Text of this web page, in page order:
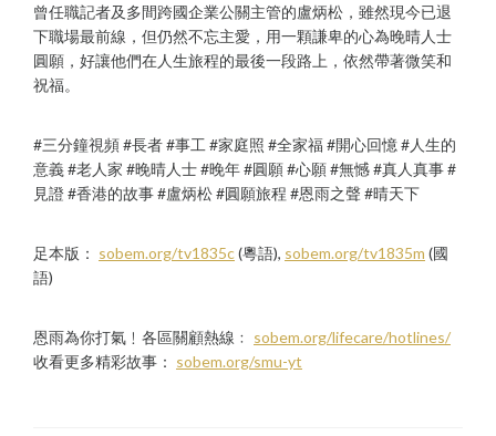
曾任職記者及多間跨國企業公關主管的盧炳松，雖然現今已退
下職場最前線，但仍然不忘主愛，用一顆謙卑的心為晚晴人士
圓願，好讓他們在人生旅程的最後一段路上，依然帶著微笑和
祝福。
#三分鐘視頻 #長者 #事工 #家庭照 #全家福 #開心回憶 #人生的
意義 #老人家 #晚晴人士 #晚年 #圓願 #心願 #無憾 #真人真事 #
見證 #香港的故事 #盧炳松 #圓願旅程 #恩雨之聲 #晴天下
足本版： sobem.org/tv1835c(粵語), sobem.org/tv1835m (國
語)
恩雨為你打氣﹗各區關顧熱線﹕ sobem.org/lifecare/hotlines/
收看更多精彩故事： sobem.org/smu-yt